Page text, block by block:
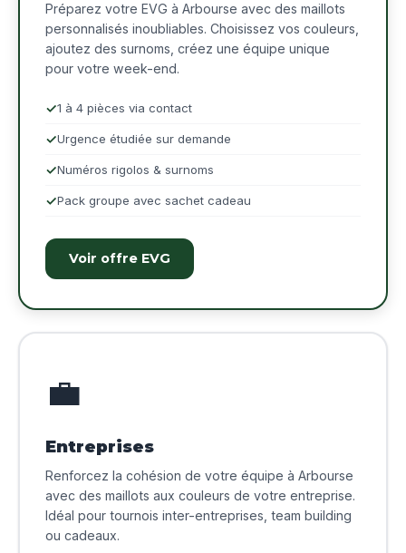
Préparez votre EVG à Arbourse avec des maillots
personnalisés inoubliables. Choisissez vos couleurs,
ajoutez des surnoms, créez une équipe unique
pour votre week-end.
1 à 4 pièces via contact
Urgence étudiée sur demande
Numéros rigolos & surnoms
Pack groupe avec sachet cadeau
Voir offre EVG
💼
Entreprises
Renforcez la cohésion de votre équipe à Arbourse
avec des maillots aux couleurs de votre entreprise.
Idéal pour tournois inter-entreprises, team building
ou cadeaux.